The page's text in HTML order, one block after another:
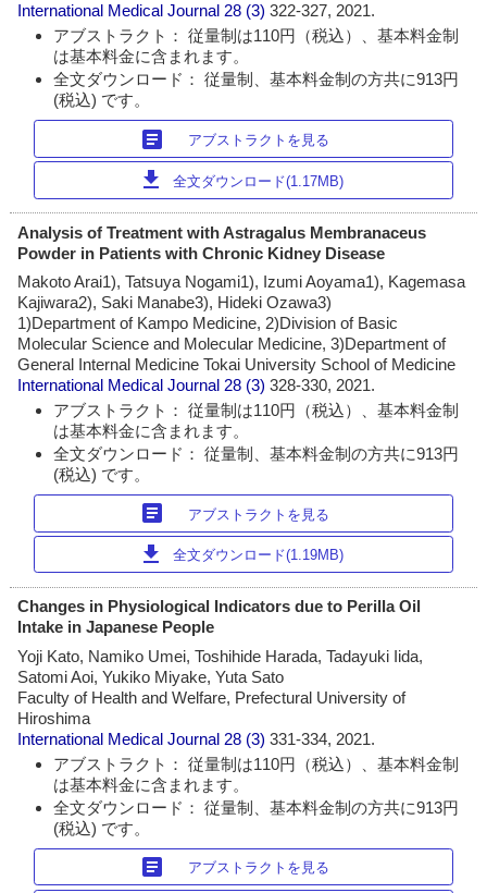
International Medical Journal 28 (3)322-327, 2021.
アブストラクト： 従量制は110円（税込）、基本料金制
は基本料金に含まれます。
全文ダウンロード： 従量制、基本料金制の方共に913円
(税込) です。
article アブストラクトを見る
download 全文ダウンロード(1.17MB)
Analysis of Treatment with Astragalus Membranaceus
Powder in Patients with Chronic Kidney Disease
Makoto Arai1), Tatsuya Nogami1), Izumi Aoyama1), Kagemasa
Kajiwara2), Saki Manabe3), Hideki Ozawa3)
1)Department of Kampo Medicine, 2)Division of Basic
Molecular Science and Molecular Medicine, 3)Department of
General Internal Medicine Tokai University School of Medicine
International Medical Journal 28 (3)328-330, 2021.
アブストラクト： 従量制は110円（税込）、基本料金制
は基本料金に含まれます。
全文ダウンロード： 従量制、基本料金制の方共に913円
(税込) です。
article アブストラクトを見る
download 全文ダウンロード(1.19MB)
Changes in Physiological Indicators due to Perilla Oil
Intake in Japanese People
Yoji Kato, Namiko Umei, Toshihide Harada, Tadayuki Iida,
Satomi Aoi, Yukiko Miyake, Yuta Sato
Faculty of Health and Welfare, Prefectural University of
Hiroshima
International Medical Journal 28 (3)331-334, 2021.
アブストラクト： 従量制は110円（税込）、基本料金制
は基本料金に含まれます。
全文ダウンロード： 従量制、基本料金制の方共に913円
(税込) です。
article アブストラクトを見る